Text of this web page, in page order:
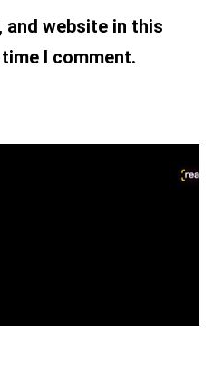
and website in this
I comment.